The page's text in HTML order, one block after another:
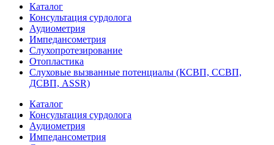
Каталог
Консультация сурдолога
Аудиометрия
Импедансометрия
Слухопротезирование
Отопластика
Слуховые вызванные потенциалы (КСВП, ССВП,
ДСВП, ASSR)
Каталог
Консультация сурдолога
Аудиометрия
Импедансометрия